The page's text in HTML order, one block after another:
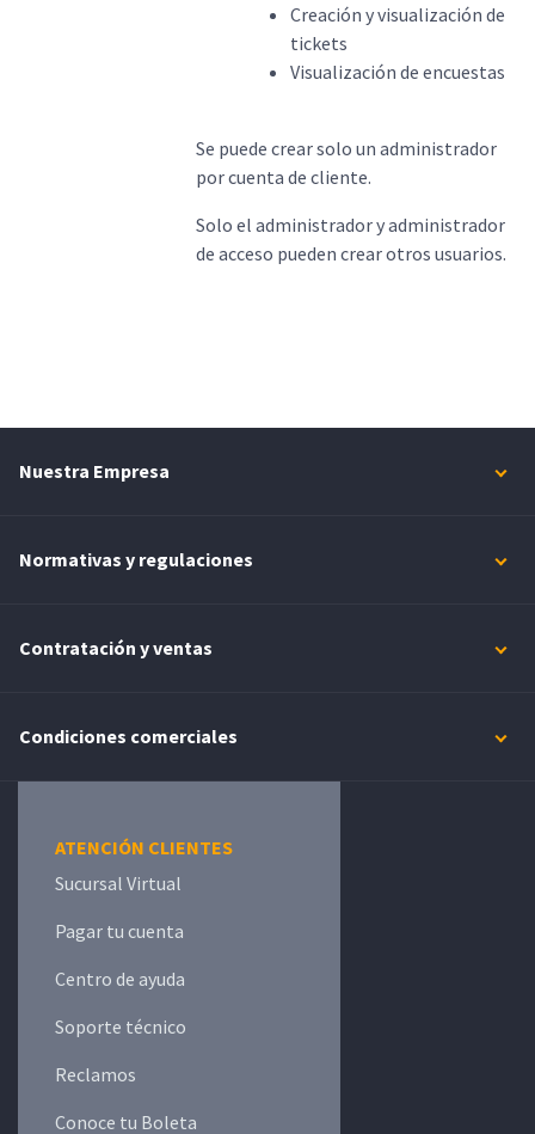
Creación y visualización de
tickets
Visualización de encuestas
Se puede crear solo un administrador
por cuenta de cliente.
Solo el administrador y administrador
de acceso pueden crear otros usuarios.
Nuestra Empresa
Normativas y regulaciones
Contratación y ventas
Condiciones comerciales
ATENCIÓN CLIENTES
Sucursal Virtual
Pagar tu cuenta
Centro de ayuda
Soporte técnico
Reclamos
Conoce tu Boleta